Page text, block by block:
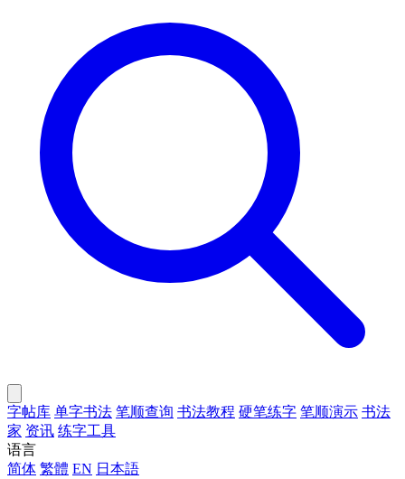
字帖库 单字书法 笔顺查询 书法教程 硬笔练字 笔顺演示 书法
家 资讯 练字工具
语言
简体 繁體 EN 日本語